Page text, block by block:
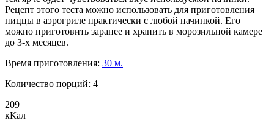
Рецепт этого теста можно использовать для приготовления
пиццы в аэрогриле практически с любой начинкой. Его
можно приготовить заранее и хранить в морозильной камере
до 3-х месяцев.
Время приготовления: 30 м.
Количество порций: 4
209
кКал